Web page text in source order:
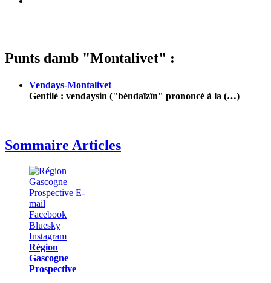
Punts damb "Montalivet" :
Vendays-Montalivet
Gentilé : vendaysin ("béndaïzïn" prononcé à la (…)
Sommaire Articles
Région
Gascogne
Prospective